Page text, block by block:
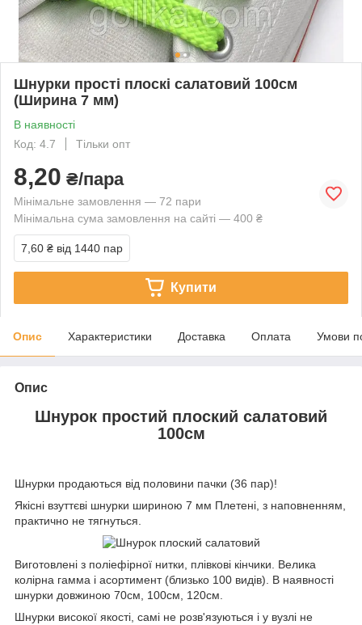
Шнурки прості плоскі салатовий 100см
(Ширина 7 мм)
В наявності
Код: 4.7
Тільки опт
8,20 ₴/пара
Мінімальне замовлення — 72 пари
Мінімальна сума замовлення на сайті — 400 ₴
7,60 ₴ від 1440 пар
Купити
Опис Характеристики Доставка Оплата Умови
Опис
Шнурок простий плоский салатовий
100см
Шнурки продаються від половини пачки (36 пар)!
Якісні взуттєві шнурки шириною 7 мм Плетені, з наповненням,
практично не тягнуться.
Виготовлені з поліефірної нитки, плівкові кінчики. Велика
колірна гамма і асортимент (близько 100 видів). В наявності
шнурки довжиною 70см, 100см, 120см.
Шнурки високої якості, самі не розв'язуються і у вузлі не